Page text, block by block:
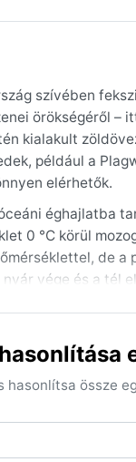
szívében
örökségéről
kialakult
például a
elérhetők.
éghajlatba
0 °C körül
de
vége és a
nem
A lipcsei klíma
piacainak,
hasonlítsa össze